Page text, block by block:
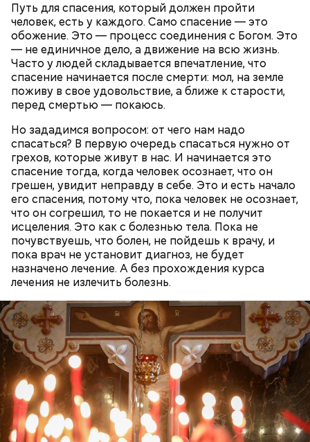
Путь для спасения, который должен пройти
человек, есть у каждого. Само спасение — это
обожение. Это — процесс соединения с Богом. Это
— не единичное дело, а движение на всю жизнь.
Часто у людей складывается впечатление, что
спасение начинается после смерти: мол, на земле
поживу в свое удовольствие, а ближе к старости,
перед смертью — покаюсь.
Но зададимся вопросом: от чего нам надо
спасаться? В первую очередь спасаться нужно от
грехов, которые живут в нас. И начинается это
спасение тогда, когда человек осознает, что он
грешен, увидит неправду в себе. Это и есть начало
его спасения, потому что, пока человек не осознает,
что он согрешил, то не покается и не получит
исцеления. Это как с болезнью тела. Пока не
почувствуешь, что болен, не пойдешь к врачу, и
пока врач не установит диагноз, не будет
назначено лечение. А без прохождения курса
лечения не излечить болезнь.
кабачок;
брынза;
растительное масло;
помидоры черри либо грунтовые.
— Кабачки нужно натереть длинными слайсами
(это можно сделать на специальной терке),
похожими на спагетти, и уложить в противень.
Дальше нужно добавить немного растительного
масла, соль, а сверху бросить хаотично
порезанную брынзу. Затем добавляются помидоры
черри или грунтовые, — рассказал шеф-повар.
— Там может содержаться огромное количество
гипоксию и ухудшение физического состояния, —
предостерегла Соломатина.
Также не нужно есть дыню до корки, потому что
именно там скапливаются нитраты. И важно
тщательно ее мыть, чтобы не отравиться, добавила
собеседница «ВМ».